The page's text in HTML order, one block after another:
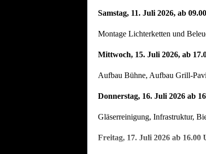
Samstag, 11. Juli 2026, ab
Montage Lichterketten und
Mittwoch, 15. Juli 2026, ab
Aufbau Bühne, Aufbau Grill-
Donnerstag, 16. Juli 2026 ab
Gläserreinigung, Infrastruktur,
Freitag, 17. Juli 2026 ab 16.00